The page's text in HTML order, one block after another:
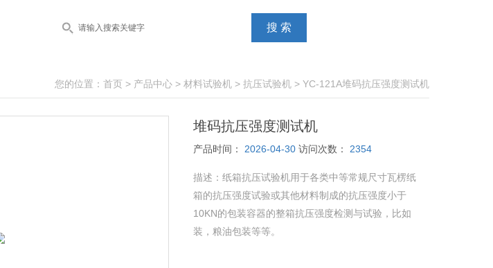
您的位置： 首页 > 产品中心 > 材料试验机 > 抗压试验机 > YC-121A堆码抗压强度测试机
堆码抗压强度测试机
产品时间： 2026-04-30 访问次数： 2354
描述： 纸箱抗压试验机用于各类中等常规尺寸瓦楞纸
箱的抗压强度试验或其他材料制成的抗压强度小于
10KN的包装容器的整箱抗压强度检测与试验，比如
装，粮油包装等等。